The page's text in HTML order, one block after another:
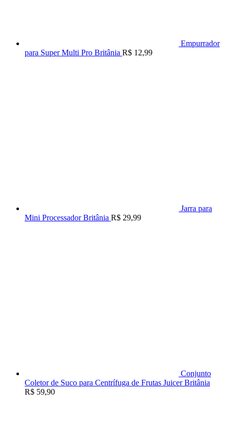
Empurrador
para Super Multi Pro Britânia R$ 12,99
Jarra para
Mini Processador Britânia R$ 29,99
Conjunto
Coletor de Suco para Centrífuga de Frutas Juicer Britânia
R$ 59,90